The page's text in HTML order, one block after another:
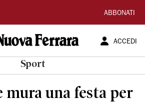
ABBONATI
ACCEDI
Sport
mura una festa per